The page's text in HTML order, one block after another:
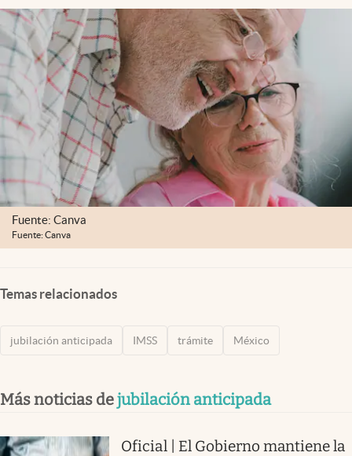
Espiritualidad
Mediakit
abre en nueva pestaña
México
Fuente: Canva
Fuente: Canva
Temas relacionados
jubilación anticipada IMSS trámite México
Más noticias dejubilación anticipada
Oficial | El Gobierno mantiene la